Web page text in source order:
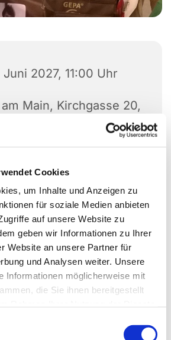
Cookies
um Inhalte und Anzeigen zu
für soziale Medien anbieten
auf unsere Website zu
geben wir Informationen zu Ihrer
Website an unsere Partner für
und Analysen weiter. Unsere
Informationen möglicherweise mit
die Sie ihnen bereitgestellt
2027, 11:00 Uhr
Main, Kirchgasse 20,